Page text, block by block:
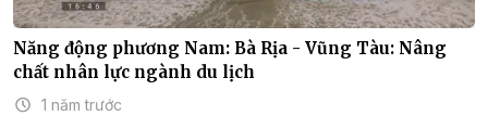
Năng động phương Nam: Bà Rịa - Vũng Tàu: Nâng
chất nhân lực ngành du lịch
1 năm trước